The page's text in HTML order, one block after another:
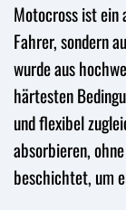
Motocross ist ein
Fahrer, sondern
wurde aus
härtesten
und flexibel
absorbieren,
beschichtet, um